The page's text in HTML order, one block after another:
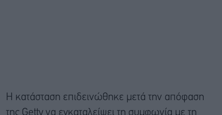
Η κατάσταση επιδεινώθηκε μετά την απόφαση
της Getty να εγκαταλείψει τη συμφωνία με τη